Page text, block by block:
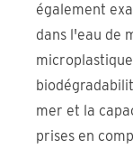
également
dans l'eau de
mer et la
prises en